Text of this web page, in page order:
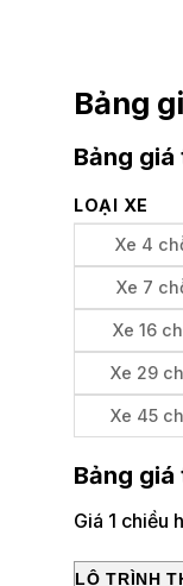
Bảng
Bảng
LOẠI XE
Xe 4
Xe 7
Xe 16
Xe 29
Xe 45
Bảng
Giá 1 chiều
LỘ TRÌNH